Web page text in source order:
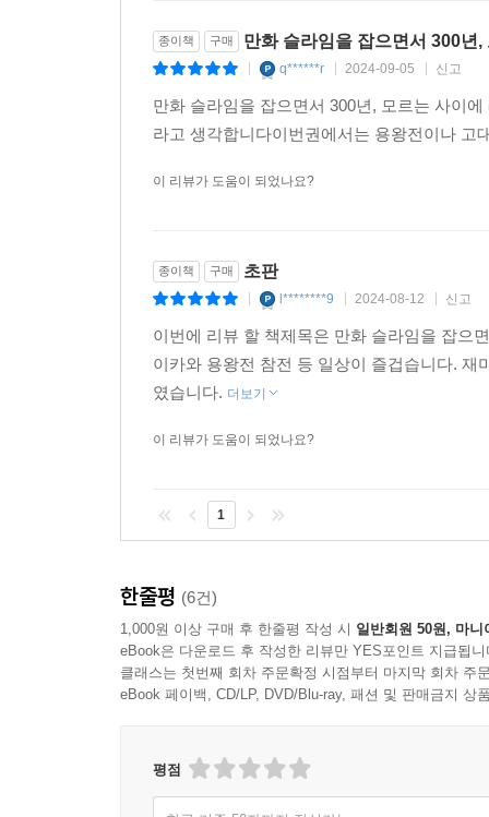
종이책 구매 만화 슬라임을 잡으면서 300년
q******r 2024-09-05 신고
만화 슬라임을 잡으면서 300년, 모르는 사이
라고 생각합니다이번권에서는 용왕전이나
이 리뷰가 도움이 되었나요?
종이책 구매 초판
l********9 2024-08-12 신고
이번에 리뷰 할 책제목은 만화 슬라임을 잡으
이카와 용왕전 참전 등 일상이 즐겁습니다.
였습니다. 더보기
이 리뷰가 도움이 되었나요?
1
한줄평 (6건)
1,000원 이상 구매 후 한줄평 작성 시 일반회원 50원, 마니
eBook은 다운로드 후 작성한 리뷰만 YES포인트 지급됩니
클래스는 첫번째 회차 주문확정 시점부터 마지막 회차 주
eBook 페이백, CD/LP, DVD/Blu-ray, 패션 및 판매금지 상
평점